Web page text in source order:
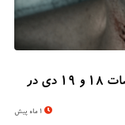
«۷۷ ساعت» روی پرده سینما؛ روایتی از اعتراضات ۱۸ و ۱۹ دی در